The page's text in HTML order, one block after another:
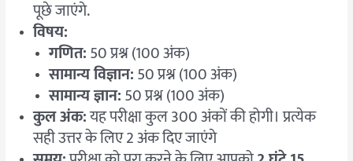
पूछे जाएंगे.
विषय:
गणित:50 प्रश्न (100 अंक)
सामान्य विज्ञान:50 प्रश्न (100 अंक)
सामान्य ज्ञान:50 प्रश्न (100 अंक)
कुल अंक:यह परीक्षा कुल 300 अंकों की होगी। प्रत्येक
सही उत्तर के लिए 2 अंक दिए जाएंगे